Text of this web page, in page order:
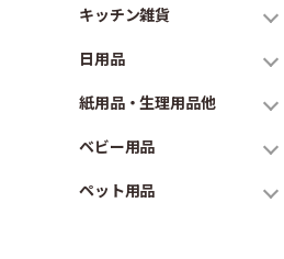
キッチン雑貨
日用品
紙用品・生理用品他
ベビー用品
ペット用品